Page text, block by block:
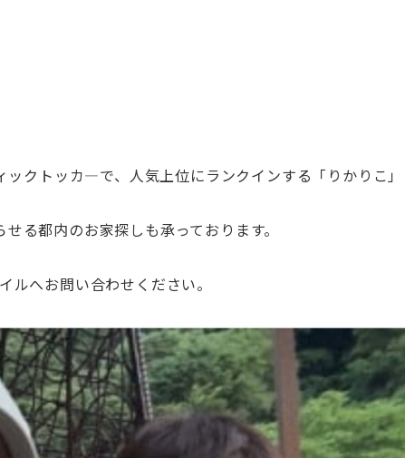
ックトッカ―で、人気上位にランクインする「りかりこ
る都内のお家探しも承っております。
へお問い合わせください。